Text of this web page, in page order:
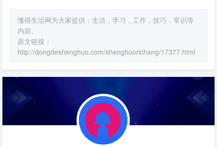
懂得生活网为大家提供：生活，学习，工作，技巧，常识等
内容。
原文链接：
http://dongdeshenghuo.com/shenghuorichang/17377.html